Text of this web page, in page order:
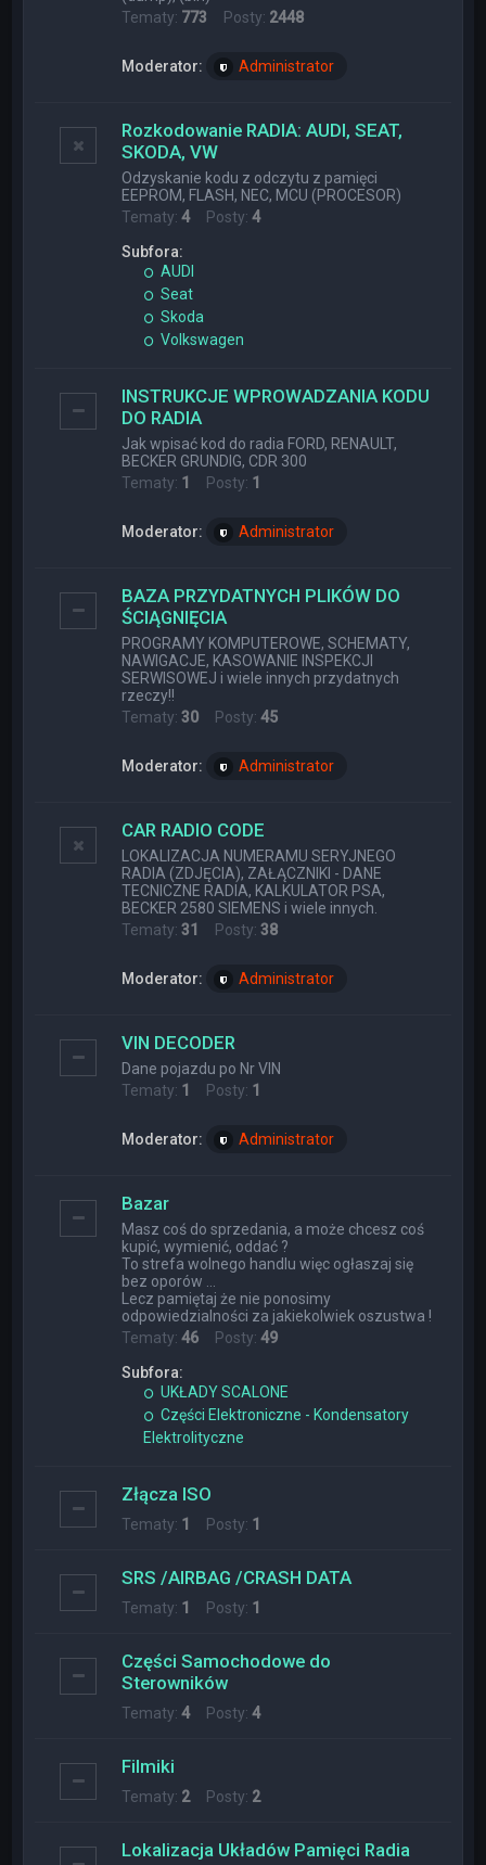
Tematy: 773 Posty: 2448
Moderator: Administrator
Rozkodowanie RADIA: AUDI, SEAT,
SKODA, VW
Odzyskanie kodu z odczytu z pamięci
EEPROM, FLASH, NEC, MCU (PROCESOR)
Tematy:4Posty:4
Subfora:
AUDI
Seat
Skoda
Volkswagen
INSTRUKCJE WPROWADZANIA KODU
DO RADIA
Jak wpisać kod do radia FORD, RENAULT,
BECKER GRUNDIG, CDR 300
Tematy: 1 Posty: 1
Moderator: Administrator
BAZA PRZYDATNYCH PLIKÓW DO
ŚCIĄGNIĘCIA
PROGRAMY KOMPUTEROWE, SCHEMATY,
NAWIGACJE, KASOWANIE INSPEKCJI
SERWISOWEJ i wiele innych przydatnych
rzeczy!!
Tematy:30 Posty:45
Moderator: Administrator
CAR RADIO CODE
LOKALIZACJA NUMERAMU SERYJNEGO
RADIA (ZDJĘCIA), ZAŁĄCZNIKI - DANE
TECNICZNE RADIA, KALKULATOR PSA,
BECKER 2580 SIEMENS i wiele innych.
Tematy:31 Posty:38
Moderator: Administrator
VIN DECODER
Dane pojazdu po Nr VIN
Tematy: 1 Posty: 1
Moderator: Administrator
Bazar
Masz coś do sprzedania, a może chcesz coś
kupić, wymienić, oddać ?
To strefa wolnego handlu więc ogłaszaj się
bez oporów ...
Lecz pamiętaj że nie ponosimy
odpowiedzialności za jakiekolwiek oszustwa !
Tematy:46 Posty:49
Subfora:
UKŁADY SCALONE
Części Elektroniczne - Kondensatory
Elektrolityczne
Złącza ISO
Tematy: 1 Posty: 1
SRS /AIRBAG /CRASH DATA
Tematy: 1 Posty: 1
Części Samochodowe do
Sterowników
Tematy:4Posty:4
Filmiki
Tematy: 2Posty: 2
Lokalizacja Układów Pamięci Radia